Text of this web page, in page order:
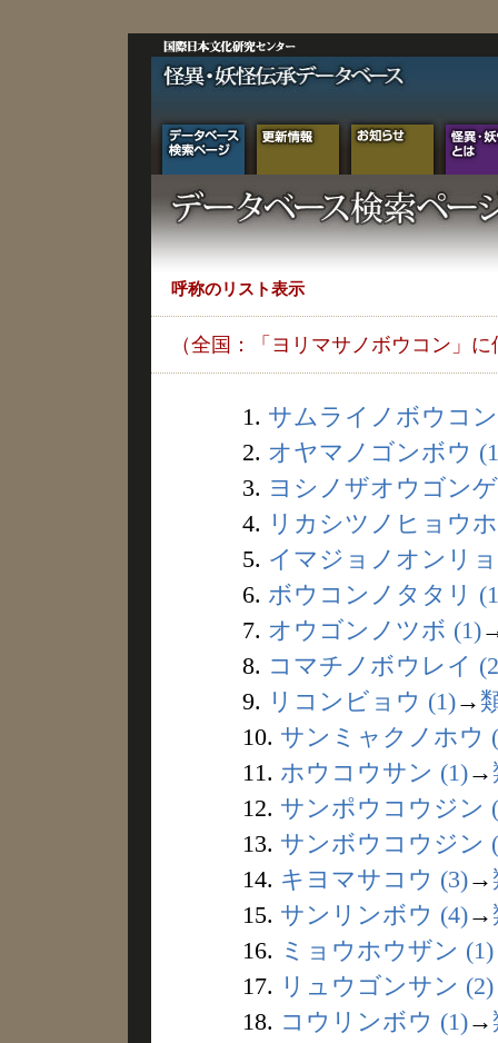
呼称のリスト表示
（全国：「ヨリマサノボウコン」
1. サムライノボウコ
2. オヤマノゴンボウ
3. ヨシノザオウゴン
4. リカシツノヒョウ
5. イマジョノオンリ
6. ボウコンノタタリ
7. オウゴンノツボ (1)
8. コマチノボウレイ
9. リコンビョウ (1)→
10. サンミャクノホウ
11. ホウコウサン (1)→
12. サンポウコウジン
13. サンボウコウジン
14. キヨマサコウ (3)→
15. サンリンボウ (4)→
16. ミョウホウザン (1)
17. リュウゴンサン (2)
18. コウリンボウ (1)→